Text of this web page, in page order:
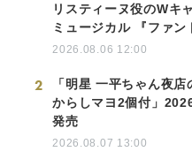
リスティーヌ役のWキ
ミュージカル 『ファン
2026.08.06 12:00
2
「明星 一平ちゃん夜
からしマヨ2個付」
発売
2026.08.07 13:00